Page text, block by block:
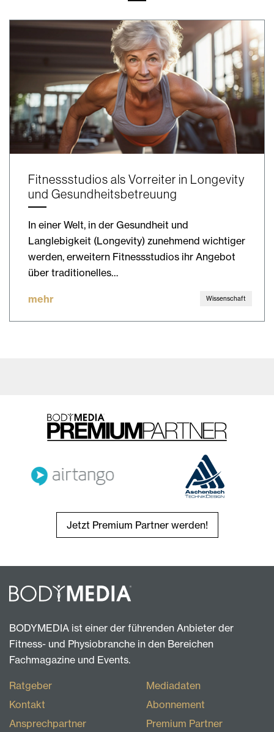
Fitnessstudios als Vorreiter in Longevity
und Gesundheitsbetreuung
In einer Welt, in der Gesundheit und
Langlebigkeit (Longevity) zunehmend wichtiger
werden, erweitern Fitnessstudios ihr Angebot
über traditionelles…
mehr Wissenschaft
Jetzt Premium Partner werden!
BODYMEDIA ist einer der führenden Anbieter der
Fitness- und Physiobranche in den Bereichen
Fachmagazine und Events.
Ratgeber
Kontakt
Ansprechpartner
Mediadaten
Abonnement
Premium Partner